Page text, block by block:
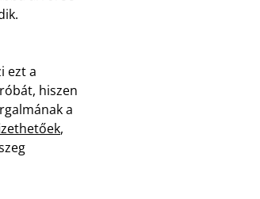
ezt a
hiszen
a
,